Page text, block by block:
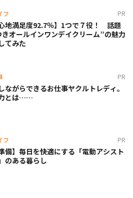
フ PR
心地満足度92.7％】1つで７役！ 話題
きオールインワンデイクリーム”の魅力
てみた
PR
ながらできるお仕事ヤクルトレディ。
とは……
フ PR
備】毎日を快適にする「電動アシスト
のある暮らし